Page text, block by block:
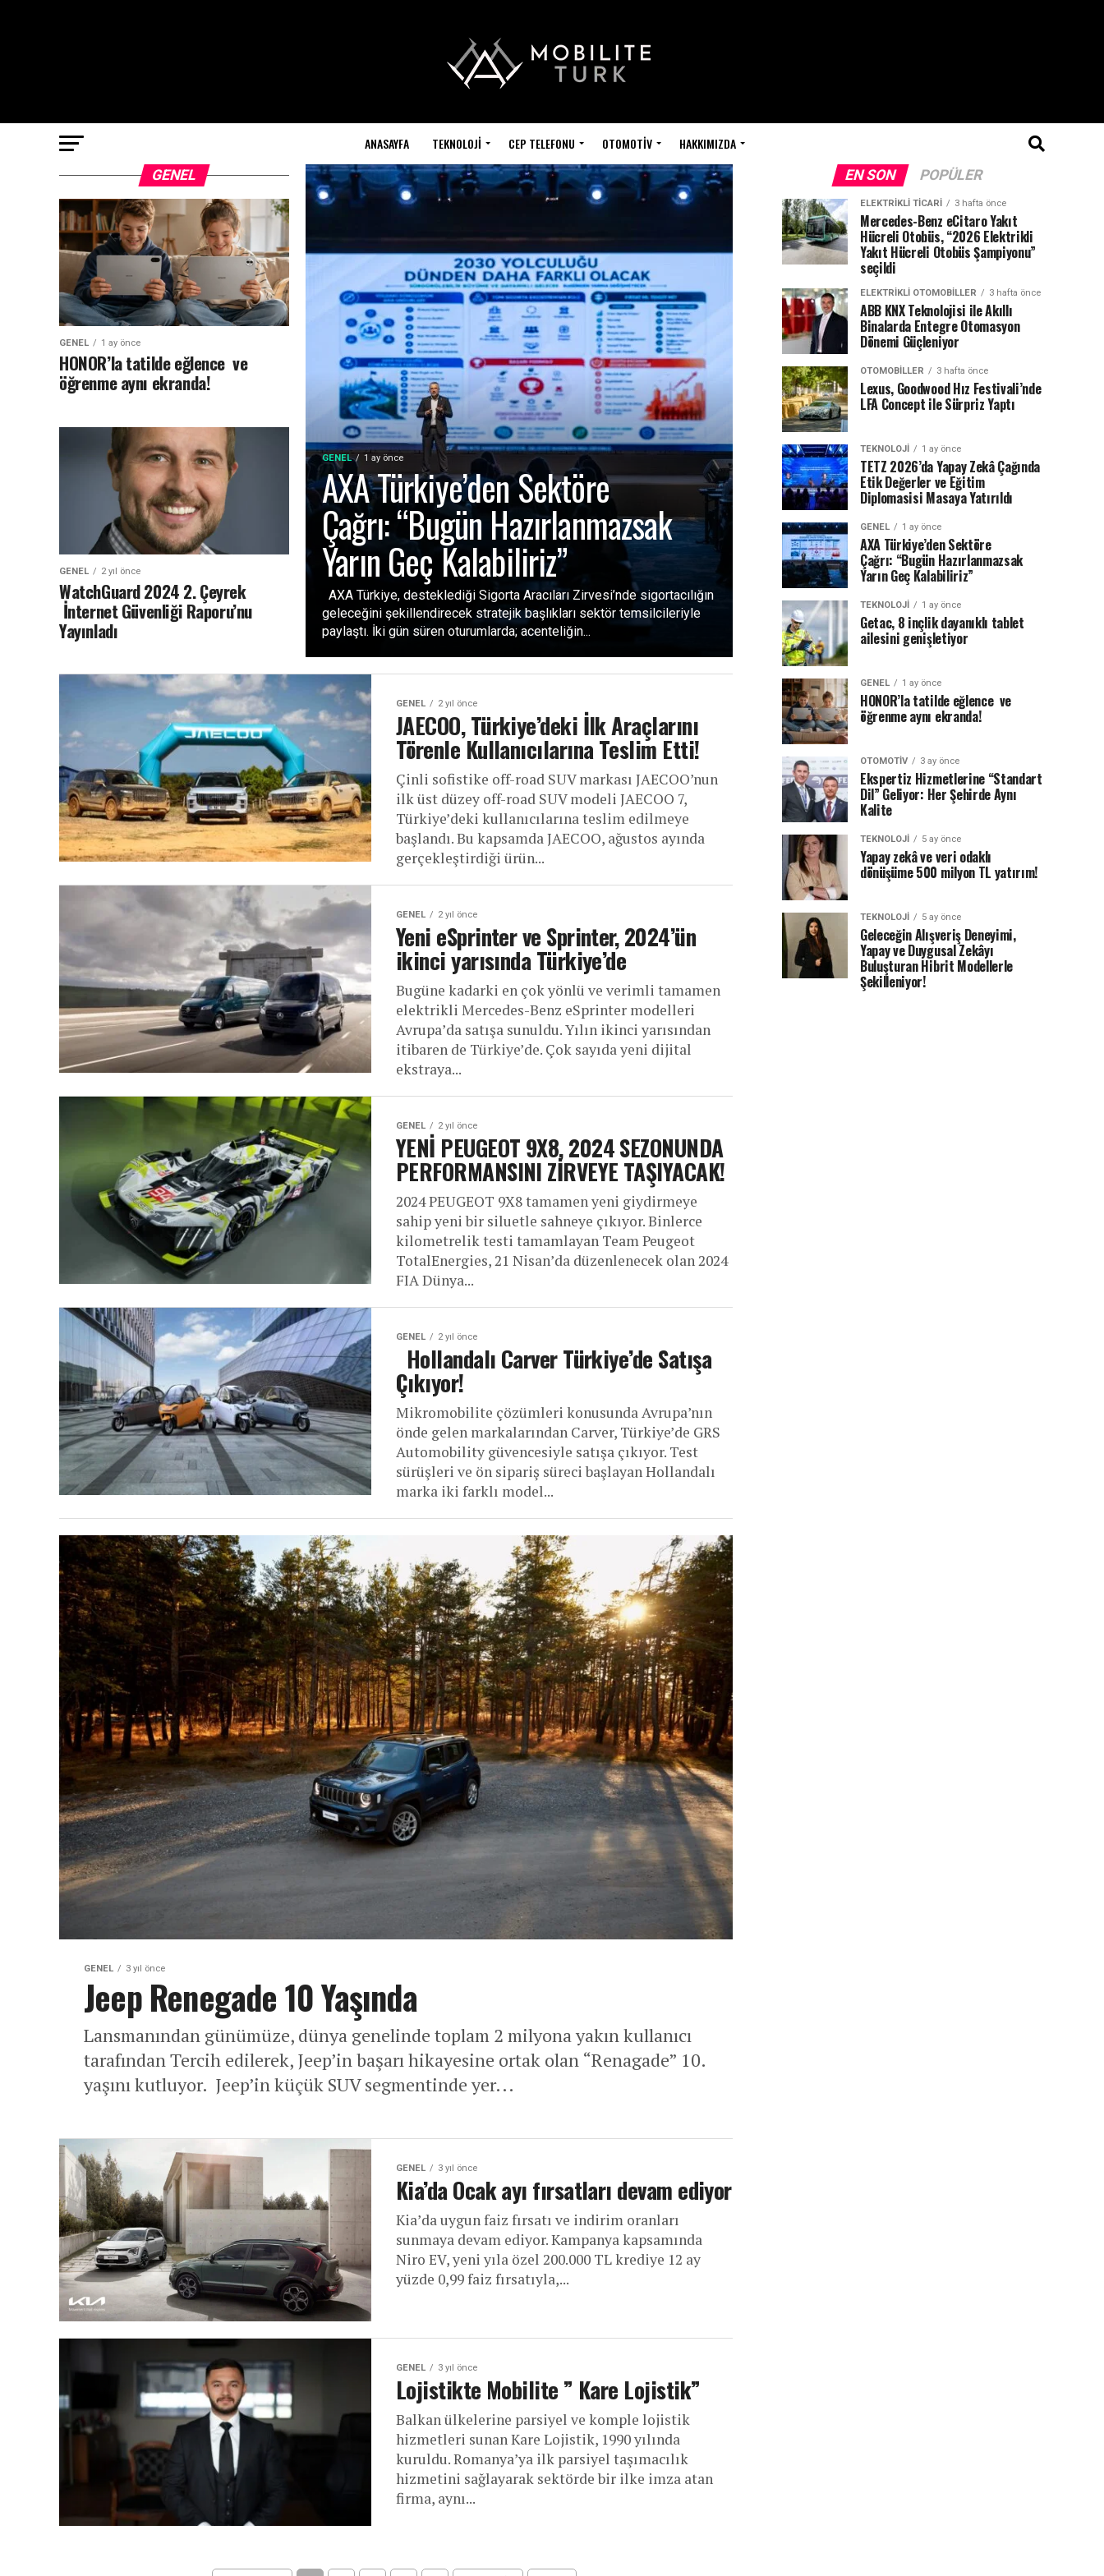
ANASAYFA TEKNOLOJI CEP TELEFONU OTOMOTIV HAKKIMIZDA
GENEL 1 ay önce
AXA Türkiye’den Sektöre
Çağrı: “Bugün Hazırlanmazsak
Yarın Geç Kalabiliriz”
AXA Türkiye, desteklediği Sigorta Aracıları Zirvesi’nde sigortacılığın
geleceğini şekillendirecek stratejik başlıkları sektör temsilcileriyle
paylaştı. İki gün süren oturumlarda; acenteliğin...
GENEL
GENEL 1 ay önce
HONOR’la tatilde eğlence ve
öğrenme aynı ekranda!
GENEL 2 yıl önce
WatchGuard 2024 2. Çeyrek
İnternet Güvenliği Raporu’nu
Yayınladı
GENEL 2 yıl önce
JAECOO, Türkiye’deki İlk Araçlarını
Törenle Kullanıcılarına Teslim Etti!
Çinli sofistike off-road SUV markası JAECOO’nun
ilk üst düzey off-road SUV modeli JAECOO 7,
Türkiye’deki kullanıcılarına teslim edilmeye
başlandı. Bu kapsamda JAECOO, ağustos ayında
gerçekleştirdiği ürün...
GENEL 2 yıl önce
Yeni eSprinter ve Sprinter, 2024’ün
ikinci yarısında Türkiye’de
Bugüne kadarki en çok yönlü ve verimli tamamen
elektrikli Mercedes-Benz eSprinter modelleri
Avrupa’da satışa sunuldu. Yılın ikinci yarısından
itibaren de Türkiye’de. Çok sayıda yeni dijital
ekstraya...
GENEL 2 yıl önce
YENİ PEUGEOT 9X8, 2024 SEZONUNDA
PERFORMANSINI ZİRVEYE TAŞIYACAK!
2024 PEUGEOT 9X8 tamamen yeni giydirmeye
sahip yeni bir siluetle sahneye çıkıyor. Binlerce
kilometrelik testi tamamlayan Team Peugeot
TotalEnergies, 21 Nisan’da düzenlenecek olan 2024
FIA Dünya...
GENEL 2 yıl önce
Hollandalı Carver Türkiye’de Satışa
Çıkıyor!
Mikromobilite çözümleri konusunda Avrupa’nın
önde gelen markalarından Carver, Türkiye’de GRS
Automobility güvencesiyle satışa çıkıyor. Test
sürüşleri ve ön sipariş süreci başlayan Hollandalı
marka iki farklı model...
GENEL 3 yıl önce
Jeep Renegade 10 Yaşında
Lansmanından günümüze, dünya genelinde toplam 2 milyona yakın kullanıcı
tarafından Tercih edilerek, Jeep’in başarı hikayesine ortak olan “Renagade” 10.
yaşını kutluyor. Jeep’in küçük SUV segmentinde yer...
GENEL 3 yıl önce
Kia’da Ocak ayı fırsatları devam ediyor
Kia’da uygun faiz fırsatı ve indirim oranları
sunmaya devam ediyor. Kampanya kapsamında
Niro EV, yeni yıla özel 200.000 TL krediye 12 ay
yüzde 0,99 faiz fırsatıyla,...
GENEL 3 yıl önce
Lojistikte Mobilite ” Kare Lojistik”
Balkan ülkelerine parsiyel ve komple lojistik
hizmetleri sunan Kare Lojistik, 1990 yılında
kuruldu. Romanya’ya ilk parsiyel taşımacılık
hizmetini sağlayarak sektörde bir ilke imza atan
firma, aynı...
EN SON POPÜLER
ELEKTRIKLI TICARI 3 hafta önce
Mercedes-Benz eCitaro Yakıt
Hücreli Otobüs, “2026 Elektrikli
Yakıt Hücreli Otobüs Şampiyonu”
seçildi
ELEKTRIKLI OTOMOBILLER 3 hafta önce
ABB KNX Teknolojisi ile Akıllı
Binalarda Entegre Otomasyon
Dönemi Güçleniyor
OTOMOBILLER 3 hafta önce
Lexus, Goodwood Hız Festivali’nde
LFA Concept ile Sürpriz Yaptı
TEKNOLOJI 1 ay önce
TETZ 2026’da Yapay Zekâ Çağında
Etik Değerler ve Eğitim
Diplomasisi Masaya Yatırıldı
GENEL 1 ay önce
AXA Türkiye’den Sektöre
Çağrı: “Bugün Hazırlanmazsak
Yarın Geç Kalabiliriz”
TEKNOLOJI 1 ay önce
Getac, 8 inçlik dayanıklı tablet
ailesini genişletiyor
GENEL 1 ay önce
HONOR’la tatilde eğlence ve
öğrenme aynı ekranda!
OTOMOTIV 3 ay önce
Ekspertiz Hizmetlerine “Standart
Dil” Geliyor: Her Şehirde Aynı
Kalite
TEKNOLOJI 5 ay önce
Yapay zekâ ve veri odaklı
dönüşüme 500 milyon TL yatırım!
TEKNOLOJI 5 ay önce
Geleceğin Alışveriş Deneyimi,
Yapay ve Duygusal Zekâyı
Buluşturan Hibrit Modellerle
Şekilleniyor!